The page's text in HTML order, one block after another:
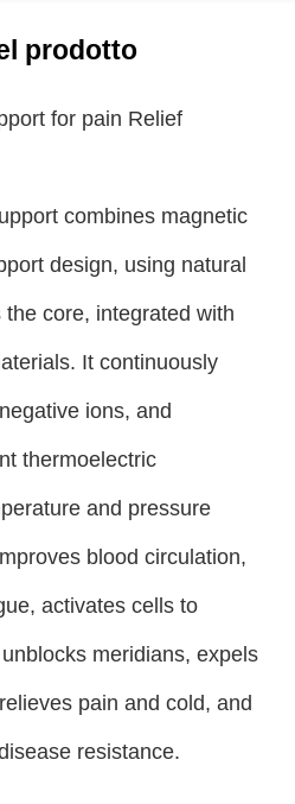
prodotto
for pain Relief
combines magnetic
design, using natural
core, integrated with
It continuously
ions, and
thermoelectric
and pressure
blood circulation,
activates cells to
meridians, expels
pain and cold, and
resistance.